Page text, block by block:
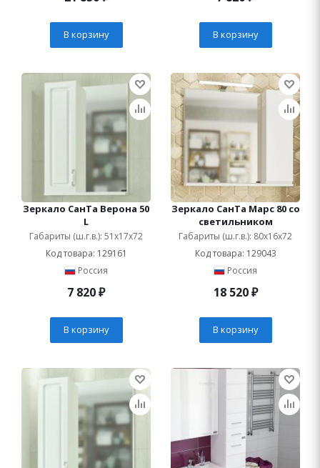
В корзину В корзину
Зеркало СанТа Верона 50
L
Габариты (ш.г.в.): 51x17x72
Код товара: 129161
Россия
7 820₽
В корзину
Зеркало СанТа Марс 80 со
светильником
Габариты (ш.г.в.): 80x16x72
Код товара: 129043
Россия
18 520₽
В корзину